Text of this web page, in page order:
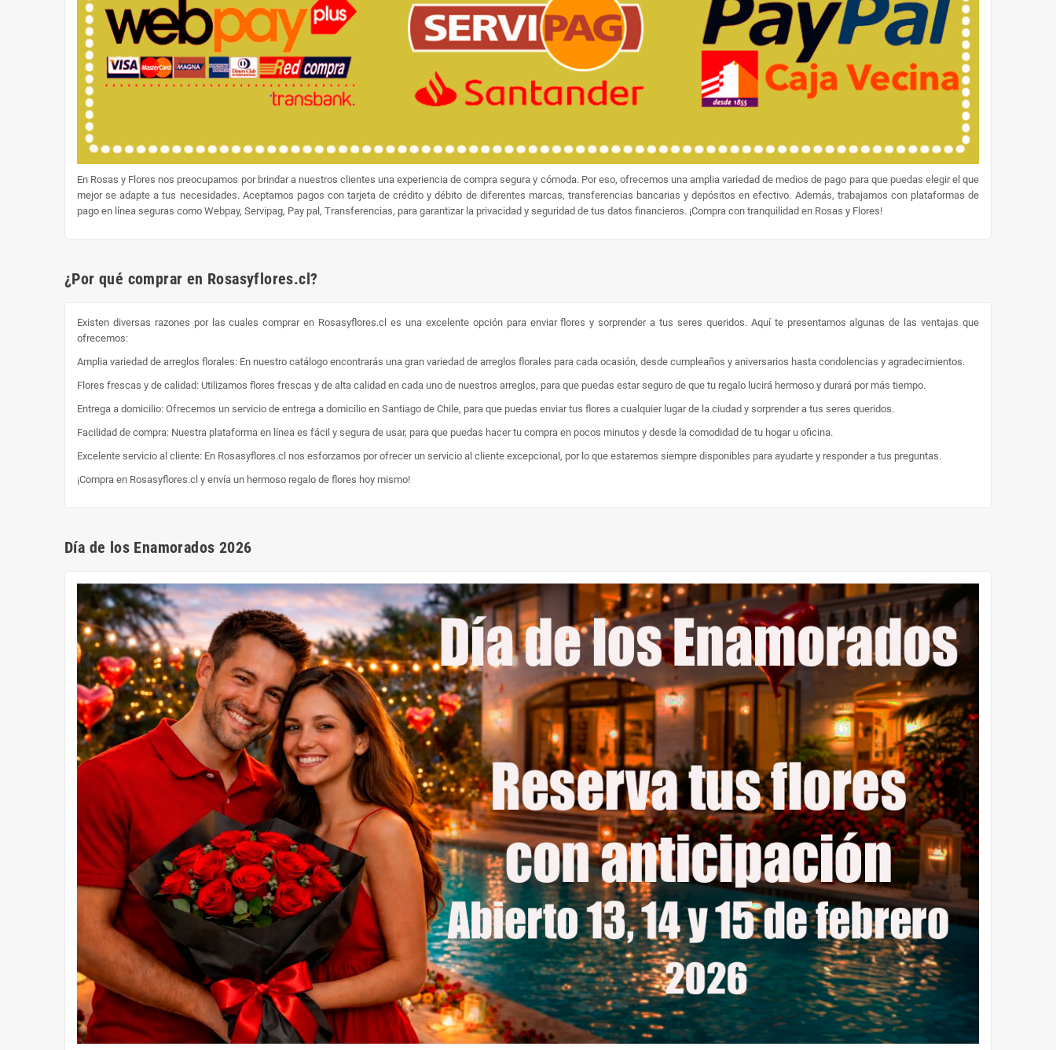
En Rosas y Flores nos preocupamos por brindar a nuestros clientes una experiencia de compra segura y cómoda. Por eso, ofrecemos una amplia variedad de medios de pago para que puedas elegir el que
mejor se adapte a tus necesidades. Aceptamos pagos con tarjeta de crédito y débito de diferentes marcas, transferencias bancarias y depósitos en efectivo. Además, trabajamos con plataformas de
pago en línea seguras como Webpay, Servipag, Pay pal, Transferencias, para garantizar la privacidad y seguridad de tus datos financieros. ¡Compra con tranquilidad en Rosas y Flores!
¿Por qué comprar en Rosasyflores.cl?
Existen diversas razones por las cuales comprar en Rosasyflores.cl es una excelente opción para enviar flores y sorprender a tus seres queridos. Aquí te presentamos algunas de las ventajas que
ofrecemos:
Amplia variedad de arreglos florales: En nuestro catálogo encontrarás una gran variedad de arreglos florales para cada ocasión, desde cumpleaños y aniversarios hasta condolencias y agradecimientos.
Flores frescas y de calidad: Utilizamos flores frescas y de alta calidad en cada uno de nuestros arreglos, para que puedas estar seguro de que tu regalo lucirá hermoso y durará por más tiempo.
Entrega a domicilio: Ofrecemos un servicio de entrega a domicilio en Santiago de Chile, para que puedas enviar tus flores a cualquier lugar de la ciudad y sorprender a tus seres queridos.
Facilidad de compra: Nuestra plataforma en línea es fácil y segura de usar, para que puedas hacer tu compra en pocos minutos y desde la comodidad de tu hogar u oficina.
Excelente servicio al cliente: En Rosasyflores.cl nos esforzamos por ofrecer un servicio al cliente excepcional, por lo que estaremos siempre disponibles para ayudarte y responder a tus preguntas.
¡Compra en Rosasyflores.cl y envía un hermoso regalo de flores hoy mismo!
Día de los Enamorados 2026